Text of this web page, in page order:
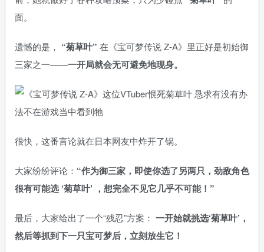
面。
遗憾的是， “菊草叶” 在《宝可梦传说 Z-A》里正好是初始御
三家之一——一开局就会无可避免地现身。
很快，这番言论就在日本网友中炸开了锅。
大家纷纷评论： “作为御三家，即使你选了另两只，劲敌角色
很有可能选 ‘菊草叶’ ，想完全不见它几乎不可能！”
最后，大家给出了一个“残忍”方案： 一开始就挑选‘菊草叶’，
然后等抓到下一只宝可梦后，立刻放生它！